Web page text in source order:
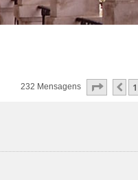
232 Mensagens Página4
1